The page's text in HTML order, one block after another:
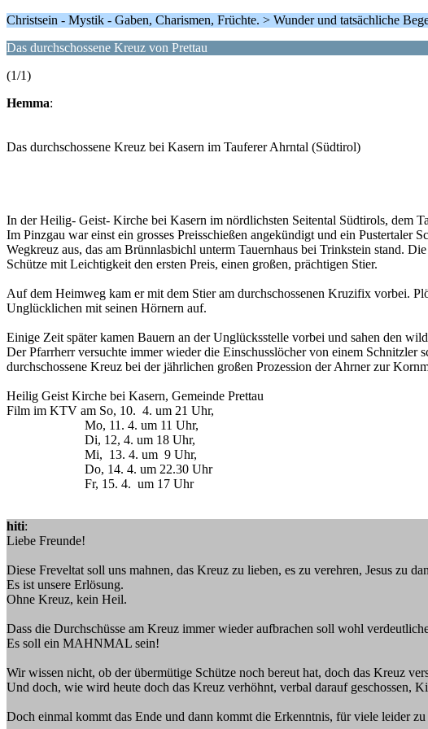
Christsein - Mystik - Gaben, Charismen, Früchte. > Wunder und tatsächliche
Das durchschossene Kreuz von Prettau
(1/1)
Hemma:
Das durchschossene Kreuz bei Kasern im Tauferer Ahrntal (Südtirol)
In der Heilig- Geist- Kirche bei Kasern im nördlichsten Seitental Südtirols, dem
Im Pinzgau war einst ein grosses Preisschießen angekündigt und ein
Wegkreuz aus, das am Brünnlasbichl unterm Tauernhaus bei Trinkstein stand.
Schütze mit Leichtigkeit den ersten Preis, einen großen, prächtigen Stier.
Auf dem Heimweg kam er mit dem Stier am durchschossenen Kruzifix vorbei.
Unglücklichen mit seinen Hörnern auf.
Einige Zeit später kamen Bauern an der Unglücksstelle vorbei und sahen den
Der Pfarrherr versuchte immer wieder die Einschusslöcher von einem
durchschossene Kreuz bei der jährlichen großen Prozession der Ahrner zur
Heilig Geist Kirche bei Kasern, Gemeinde Prettau
Film im KTV am So, 10. 4. um 21 Uhr,
Mo, 11. 4. um 11 Uhr,
Di, 12, 4. um 18 Uhr,
Mi, 13. 4. um 9 Uhr,
Do, 14. 4. um 22.30 Uhr
Fr, 15. 4. um 17 Uhr
hiti:
Liebe Freunde!
Diese Freveltat soll uns mahnen, das Kreuz zu lieben, es zu verehren, Jesus zu
Es ist unsere Erlösung.
Ohne Kreuz, kein Heil.
Dass die Durchschüsse am Kreuz immer wieder aufbrachen soll wohl
Es soll ein MAHNMAL sein!
Wir wissen nicht, ob der übermütige Schütze noch bereut hat, doch das Kreuz
Und doch, wie wird heute doch das Kreuz verhöhnt, verbal darauf geschossen,
Doch einmal kommt das Ende und dann kommt die Erkenntnis, für viele leider zu